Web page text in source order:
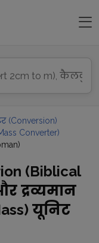
Converter)
(Biblical
द्रव्यमान
यूनिट